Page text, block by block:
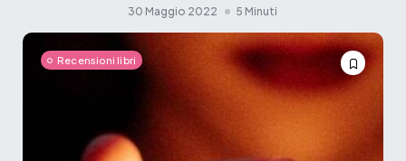
30 Maggio 2022 5 Minuti
Recensioni libri